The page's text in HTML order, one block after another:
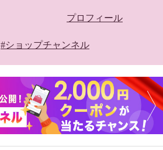
プロフィール
#ショップチャンネル